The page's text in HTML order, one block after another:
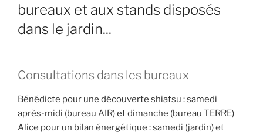
bureaux et aux stands disposés
dans le jardin...
Consultations dans les bureaux
Bénédicte pour une découverte shiatsu : samedi
après-midi (bureau AIR) et dimanche (bureau TERRE)
Alice pour un bilan énergétique : samedi (jardin) et